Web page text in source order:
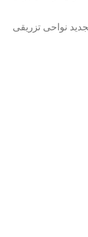
نواحی تزریقی